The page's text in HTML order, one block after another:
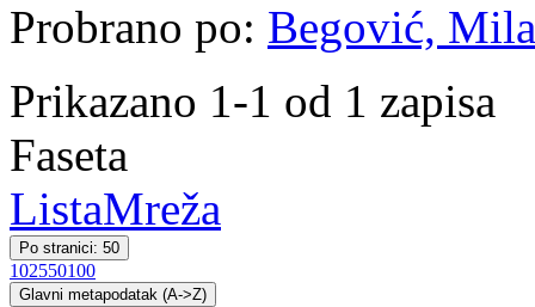
Probrano po: Begović,
Prikazano 1-1 od 1 zapisa
Faseta
ListaMreža
Po stranici: 50
102550100
Glavni metapodatak (A->Z)